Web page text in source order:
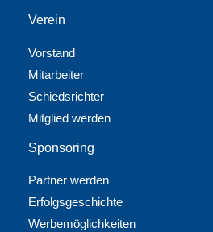
Verein
Vorstand
Mitarbeiter
Schiedsrichter
Mitglied werden
Sponsoring
Partner werden
Erfolgsgeschichte
Werbemöglichkeiten